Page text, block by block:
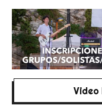
Video